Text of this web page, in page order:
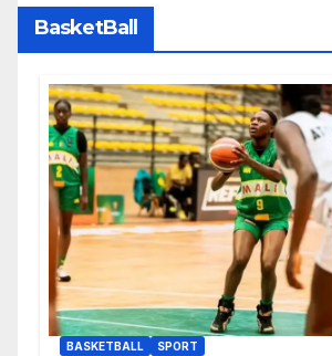
BasketBall
BASKETBALL SPORT